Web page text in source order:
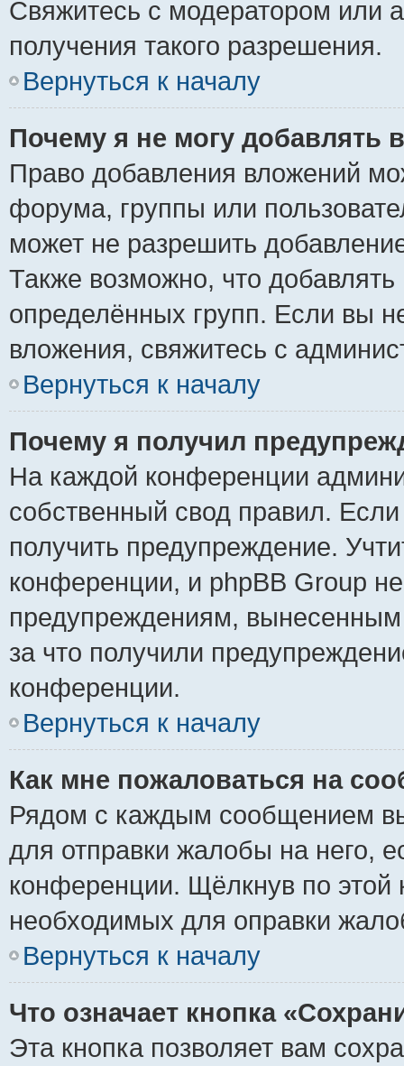
Свяжитесь с модератором или
получения такого разрешения.
Вернуться к началу
Почему я не могу добавлять
Право добавления вложений
форума, группы или
может не разрешить
Также возможно, что
определённых групп. Если вы
вложения, свяжитесь с
Вернуться к началу
Почему я получил
На каждой конференции
собственный свод правил.
получить предупреждение.
конференции, и phpBB Group
предупреждениям,
за что получили
конференции.
Вернуться к началу
Как мне пожаловаться на
Рядом с каждым сообщением
для отправки жалобы на него,
конференции. Щёлкнув по этой
необходимых для оправки
Вернуться к началу
Что означает кнопка
Эта кнопка позволяет вам